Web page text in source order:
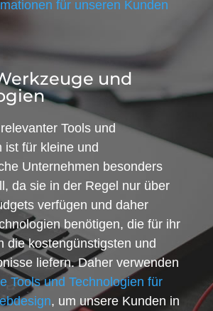
für unseren Kunden
und
Tools und
ist für kleine und
Unternehmen besonders
da sie in der Regel nur über
verfügen und daher
benötigen, die für ihr
die kostengünstigsten und
liefern. Daher verwenden
Tools und Technologien für
, um unsere Kunden in